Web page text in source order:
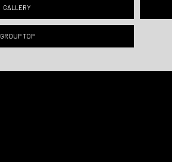
GALLERY
GROUP TOP